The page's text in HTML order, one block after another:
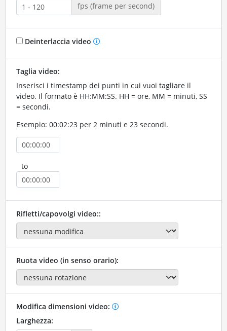
fps (frame per second)
Deinterlaccia video
Taglia video:
Inserisci i timestamp dei punti in cui vuoi tagliare il
video. Il formato è HH:MM:SS. HH = ore, MM = minuti, SS
= secondi.
Esempio: 00:02:23 per 2 minuti e 23 secondi.
to
Rifletti/capovolgi video::
Ruota video (in senso orario):
Modifica dimensioni video:
Larghezza: